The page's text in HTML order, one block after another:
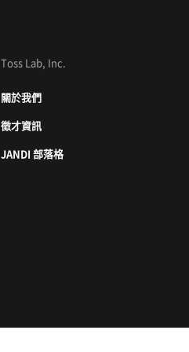
Toss Lab, Inc.
關於我們
徵才資訊
JANDI 部落格